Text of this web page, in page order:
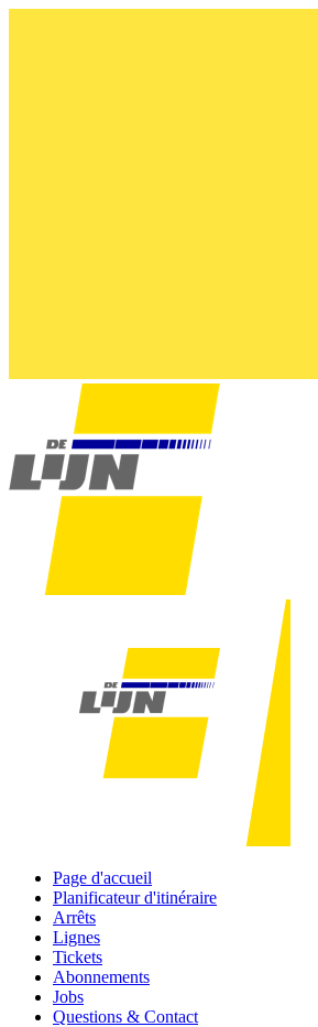
Page d'accueil
Planificateur d'itinéraire
Arrêts
Lignes
Tickets
Abonnements
Jobs
Questions & Contact